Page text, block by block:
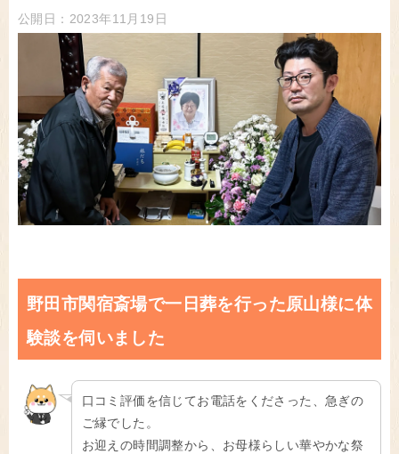
公開日：2023年11月19日
野田市関宿斎場で一日葬を行った原山様に体
験談を伺いました
口コミ評価を信じてお電話をくださった、急ぎの
ご縁でした。
お迎えの時間調整から、お母様らしい華やかな祭